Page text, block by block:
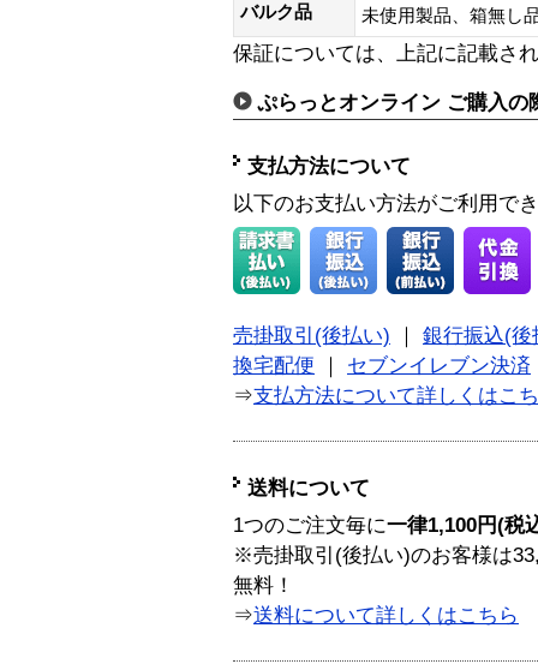
バルク品
未使用製品、箱無
保証については、上記に記載さ
ぷらっとオンライン ご購入の
支払方法について
以下のお支払い方法がご利用で
売掛取引(後払い)
銀行振込(後
換宅配便
セブンイレブン決済
⇒支払方法について詳しくはこ
送料について
1つのご注文毎に一律1,100円(税
※売掛取引(後払い)のお客様は
無料！
⇒送料について詳しくはこちら